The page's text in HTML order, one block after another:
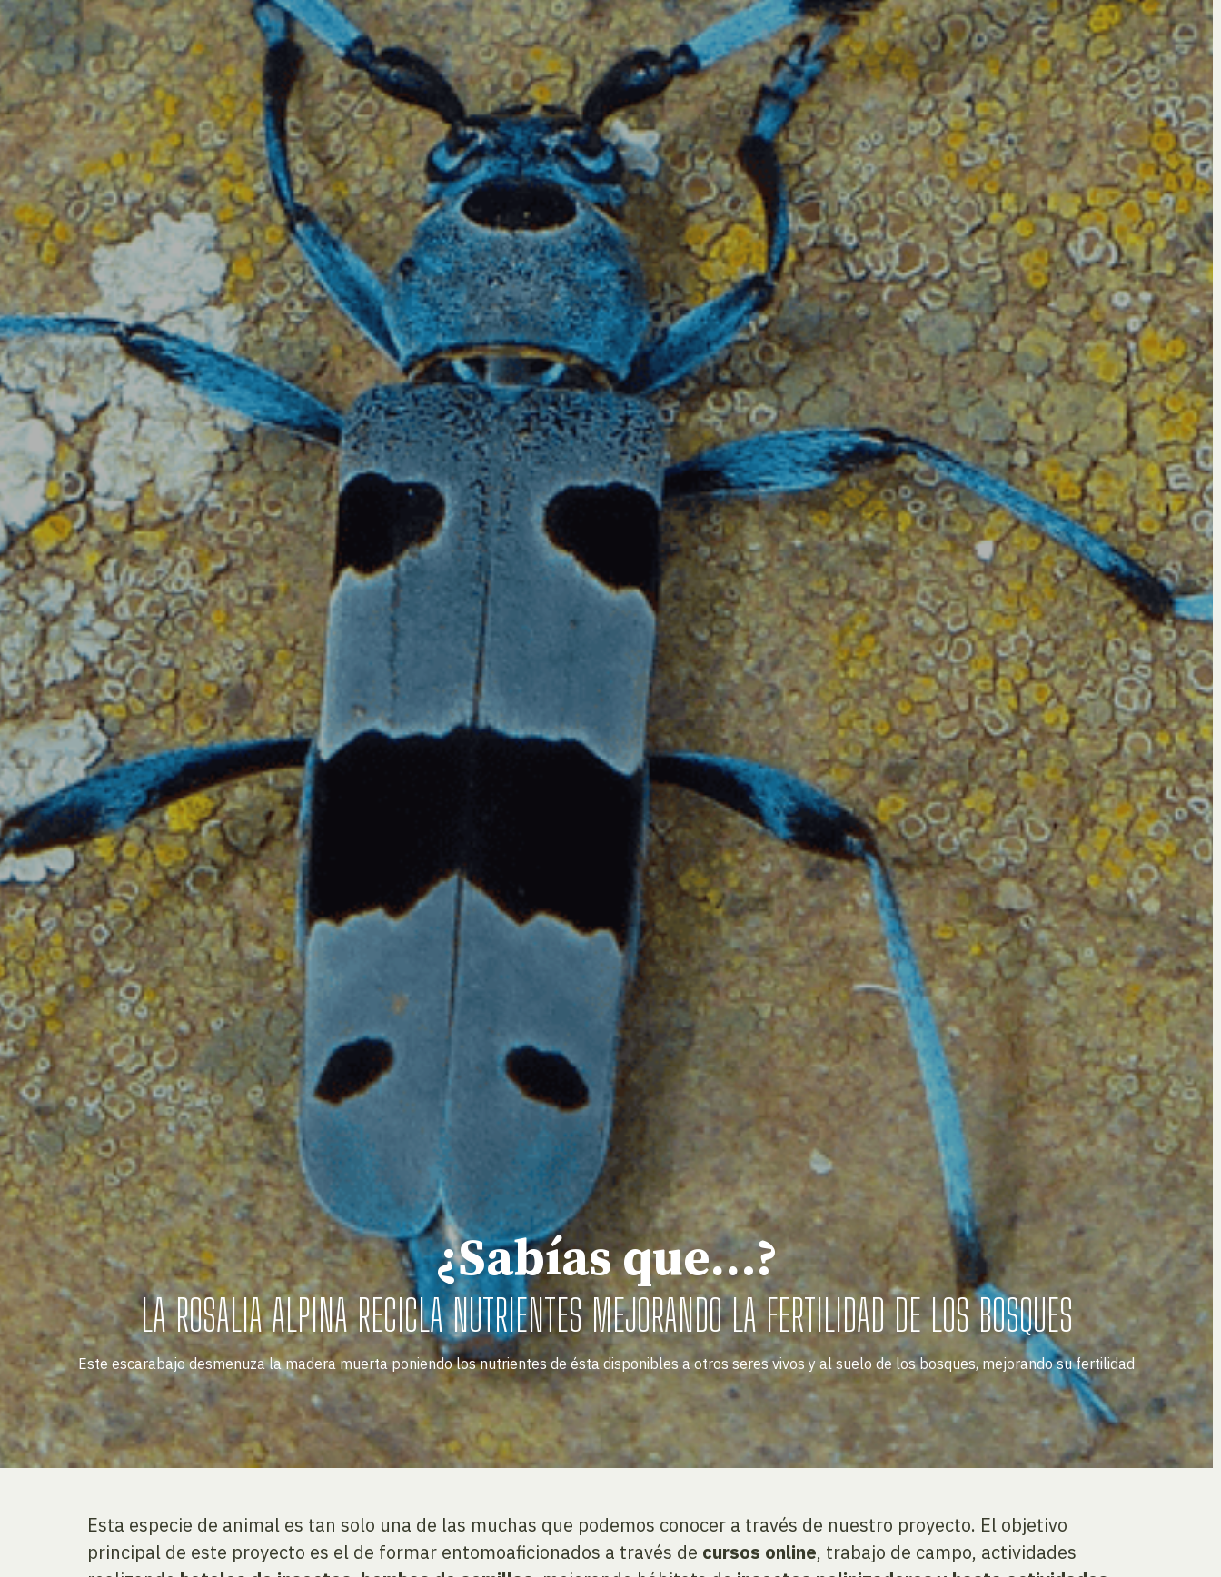
¿Sabías que…?
LA ROSALIA ALPINA RECICLA NUTRIENTES MEJORANDO LA FERTILIDAD DE LOS BOSQUES
Este escarabajo desmenuza la madera muerta poniendo los nutrientes de ésta disponibles a otros seres vivos y al suelo de los bosques, mejorando su fertilidad
Esta especie de animal es tan solo una de las muchas que podemos conocer a través de nuestro proyecto. El objetivo
principal de este proyecto es el de formar entomoaficionados a través de cursos online, trabajo de campo, actividades